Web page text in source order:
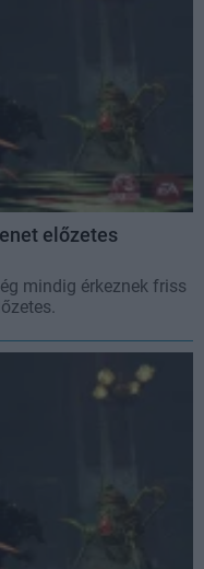
előzetes
mindig érkeznek friss